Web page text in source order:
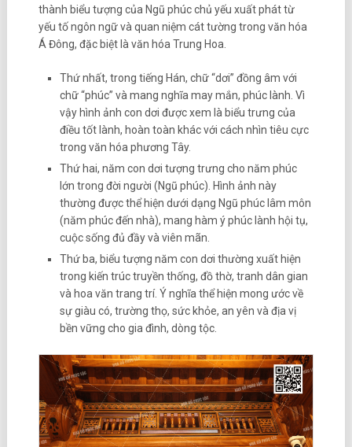
thành biểu tượng của Ngũ phúc chủ yếu xuất phát từ
yếu tố ngôn ngữ và quan niệm cát tường trong văn hóa
Á Đông, đặc biệt là văn hóa Trung Hoa.
Thứ nhất, trong tiếng Hán, chữ “dơi” đồng âm với
chữ “phúc” và mang nghĩa may mắn, phúc lành. Vì
vậy hình ảnh con dơi được xem là biểu trưng của
điều tốt lành, hoàn toàn khác với cách nhìn tiêu cực
trong văn hóa phương Tây.
Thứ hai, năm con dơi tượng trưng cho năm phúc
lớn trong đời người (Ngũ phúc). Hình ảnh này
thường được thể hiện dưới dạng Ngũ phúc lâm môn
(năm phúc đến nhà), mang hàm ý phúc lành hội tụ,
cuộc sống đủ đầy và viên mãn.
Thứ ba, biểu tượng năm con dơi thường xuất hiện
trong kiến trúc truyền thống, đồ thờ, tranh dân gian
và hoa văn trang trí. Ý nghĩa thể hiện mong ước về
sự giàu có, trường thọ, sức khỏe, an yên và địa vị
bền vững cho gia đình, dòng tộc.